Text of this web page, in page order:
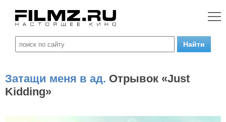
Затащи меня в ад. Отрывок «Just
Kidding»